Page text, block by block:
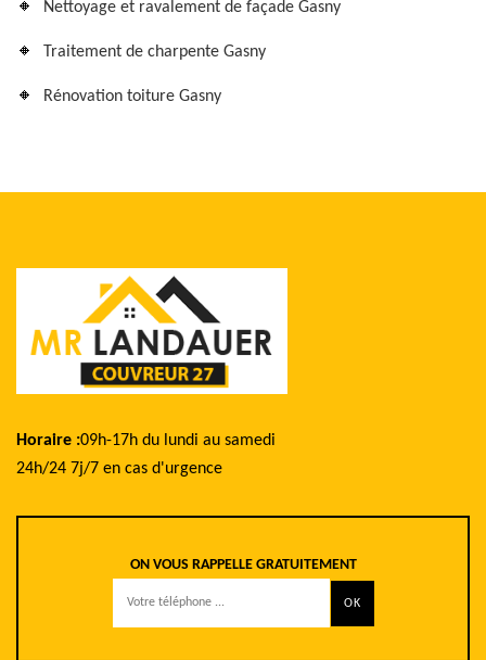
Nettoyage et ravalement de façade Gasny
Traitement de charpente Gasny
Rénovation toiture Gasny
Horaire :09h-17h du lundi au samedi
24h/24 7j/7 en cas d'urgence
ON VOUS RAPPELLE GRATUITEMENT